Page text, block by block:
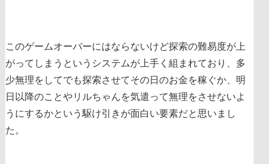
このゲームオーバーにはならないけど探索の難易度が上
がってしまうというシステムが上手く組まれており、多
少無理をしてでも探索させてその日のお金を稼ぐか、明
日以降のことやリルちゃんを気遣って無理をさせないよ
うにするかという駆け引きが面白い要素だと思いまし
た。